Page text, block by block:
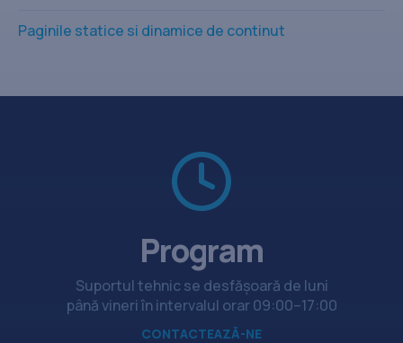
Paginile statice si dinamice de continut
Program
Suportul tehnic se desfășoară de luni
până vineri în intervalul orar 09:00–17:00
CONTACTEAZĂ-NE